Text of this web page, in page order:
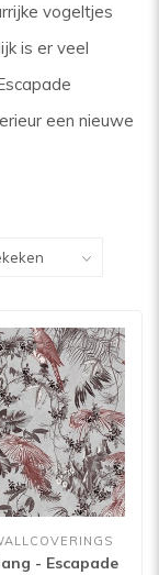
vogeltjes
is er veel
een nieuwe
- Escapade